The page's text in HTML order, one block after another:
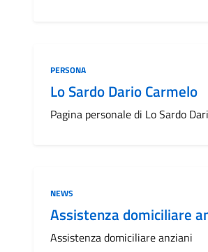
Categoria:
PERSONA
Lo Sardo Dario Carmelo
Pagina personale di Lo Sardo
Categoria:
NEWS
Assistenza domiciliare
Assistenza domiciliare anziani